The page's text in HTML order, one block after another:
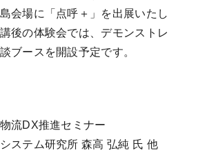
会場に「点呼＋」を出展いたし
後の体験会では、デモンストレ
ブースを開設予定です。
流DX推進セミナー
ステム研究所 森高 弘純 氏 他